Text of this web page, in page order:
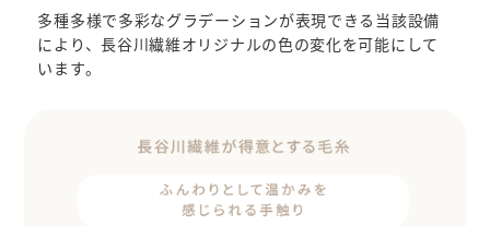
多種多様で多彩なグラデーションが表現できる当該設備
により、長谷川繊維オリジナルの色の変化を可能にして
います。